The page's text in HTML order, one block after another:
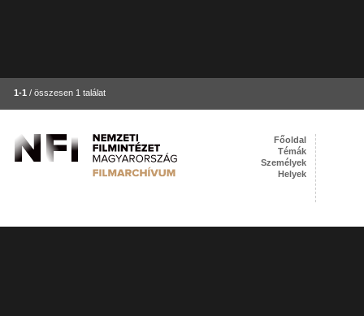
1-1 / összesen 1 találat
Főoldal
Témák
Személyek
Helyek